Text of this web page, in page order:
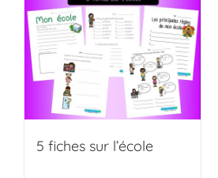
5 fiches sur l’école